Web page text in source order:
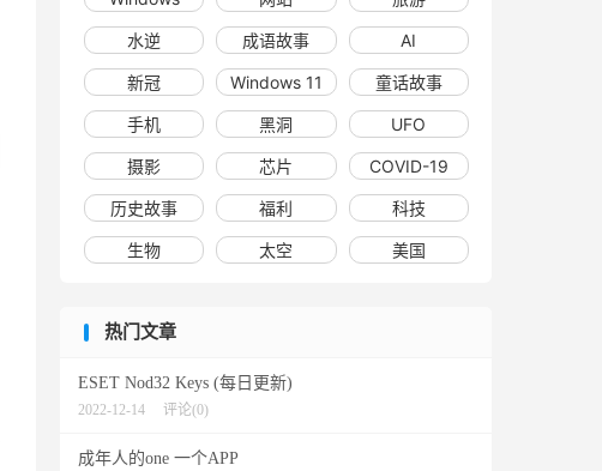
水逆 成语故事 AI
新冠 Windows 11 童话故事
手机 黑洞 UFO
摄影 芯片 COVID-19
历史故事 福利 科技
生物 太空 美国
热门文章
ESET Nod32 Keys (每日更新)
2022-12-14 评论(0)
成年人的one 一个APP